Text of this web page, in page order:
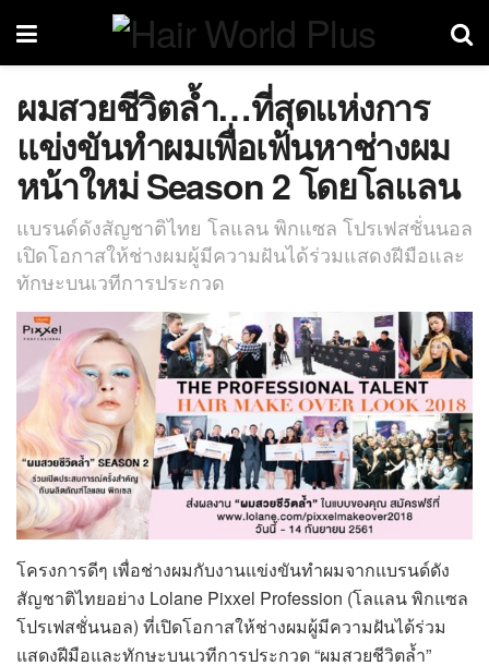
ผมสวยชีวิตล้ำ…ที่สุดแห่งการ
แข่งขันทำผมเพื่อเฟ้นหาช่างผม
หน้าใหม่ Season 2 โดยโลแลน
แบรนด์ดังสัญชาติไทย โลแลน พิกแซล โปรเฟสชั่นนอล
เปิดโอกาสให้ช่างผมผู้มีความฝันได้ร่วมแสดงฝีมือและ
ทักษะบนเวทีการประกวด
โครงการดีๆ เพื่อช่างผมกับงานแข่งขันทำผมจากแบรนด์ดัง
สัญชาติไทยอย่าง Lolane Pixxel Profession (โลแลน พิกแซล
โปรเฟสชั่นนอล) ที่เปิดโอกาสให้ช่างผมผู้มีความฝันได้ร่วม
แสดงฝีมือและทักษะบนเวทีการประกวด “ผมสวยชีวิตล้ำ”